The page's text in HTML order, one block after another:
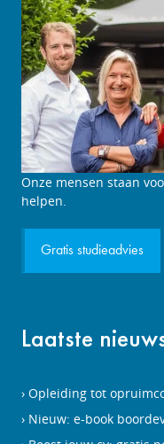
Onze mensen staan
helpen.
Gratis studieadvies
Laatste
Opleiding tot
Nieuw: e-book